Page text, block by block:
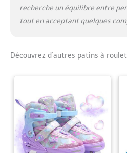
recherche un équilibre entre
tout en acceptant quelques
Découvrez d’autres patins à